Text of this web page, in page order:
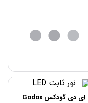
نور ال ای دی گودکس Godox